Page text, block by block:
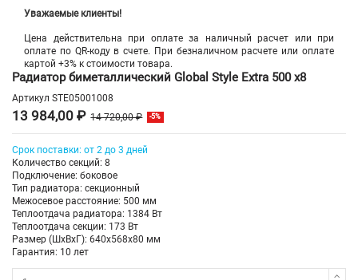
Уважаемые клиенты!
Цена действительна при оплате за наличный расчет или при
оплате по QR-коду в счете. При безналичном расчете или оплате
картой +3% к стоимости товара.
Радиатор биметаллический Global Style Extra 500 х8
Артикул STE05001008
13 984,00 ₽ 14 720,00 ₽ -5%
Срок поставки: от 2 до 3 дней
Количество секций: 8
Подключение: боковое
Тип радиатора: секционный
Межосевое расстояние: 500 мм
Теплоотдача радиатора: 1384 Вт
Теплоотдача секции: 173 Вт
Размер (ШхВхГ): 640х568х80 мм
Гарантия: 10 лет